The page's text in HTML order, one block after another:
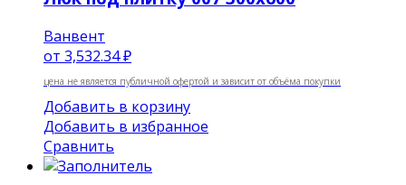
Ванвент
от 3,532.34 ₽
цена не является публичной офертой и зависит от объёма покупки
Добавить в корзину
Добавить в избранное
Сравнить